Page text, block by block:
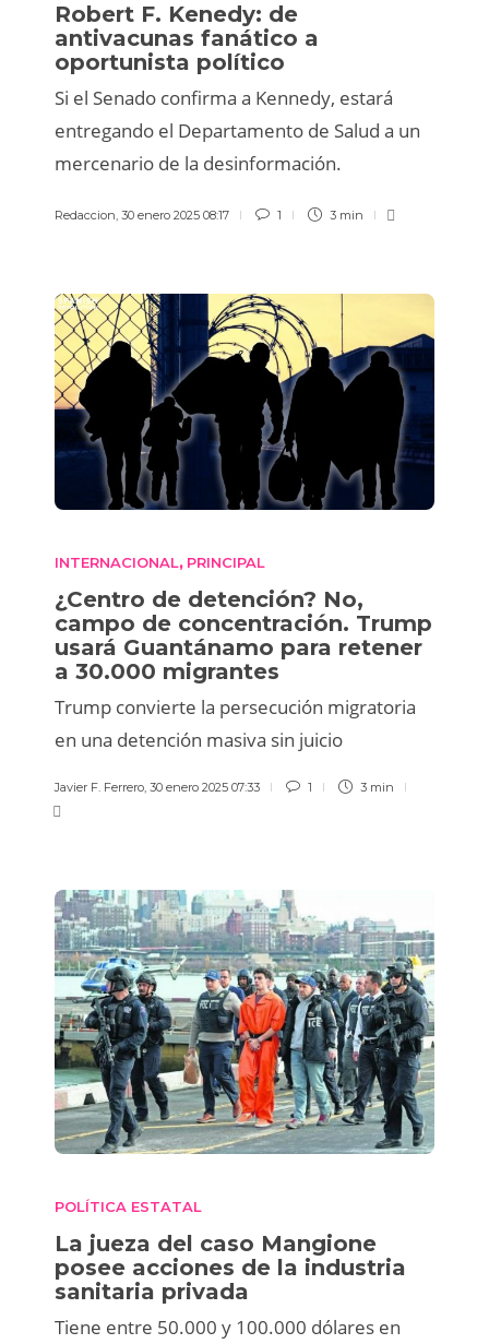
Robert F. Kenedy: de
antivacunas fanático a
oportunista político
Si el Senado confirma a Kennedy, estará
entregando el Departamento de Salud a un
mercenario de la desinformación.
Redaccion, 30 enero 2025 08:17 1 3 min
INTERNACIONAL, PRINCIPAL
¿Centro de detención? No,
campo de concentración. Trump
usará Guantánamo para retener
a 30.000 migrantes
Trump convierte la persecución migratoria
en una detención masiva sin juicio
Javier F. Ferrero, 30 enero 2025 07:33 1 3 min
POLÍTICA ESTATAL
La jueza del caso Mangione
posee acciones de la industria
sanitaria privada
Tiene entre 50.000 y 100.000 dólares en